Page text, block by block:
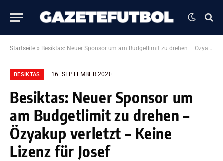
Startseite » Besiktas: Neuer Sponsor um am Budgetlimit zu drehen – Özyakup verletzt – Keine Lizenz für Josef
BESIKTAS 16. SEPTEMBER 2020
Besiktas: Neuer Sponsor um
am Budgetlimit zu drehen –
Özyakup verletzt – Keine
Lizenz für Josef